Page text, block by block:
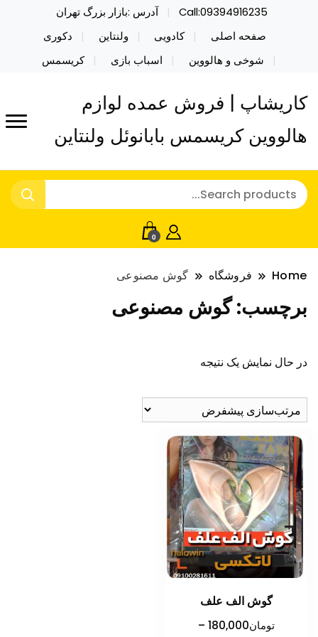
Call:09394916235
آدرس :بازار بزرگ تهران
صفحه اصلی
کادویی ولنتاین
دکوری
شوخی و هالووین
اسباب بازی کریسمس
کاریشاپ | فروش عمده لوازم
هالووین کریسمس بابانوئل ولنتاین
0
Home فروشگاه گوش مصنوعی
برچسب:گوش مصنوعی
در حال نمایش یک نتیجه
گوش الف علف
تومان180,000
–